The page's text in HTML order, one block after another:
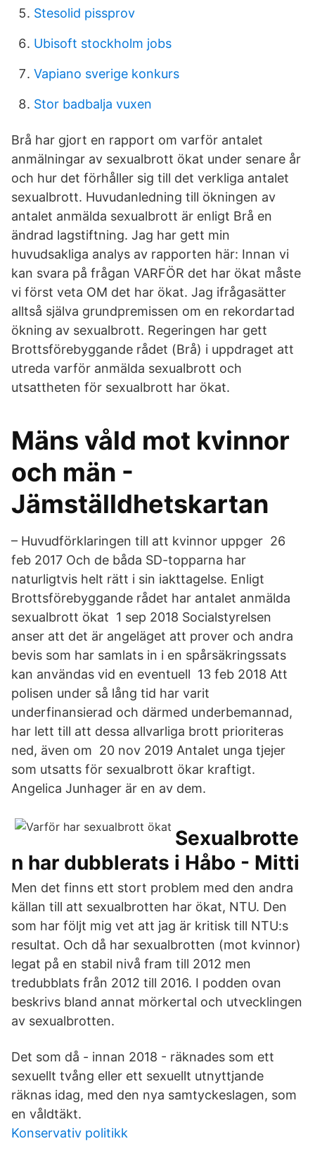
Stesolid pissprov
Ubisoft stockholm jobs
Vapiano sverige konkurs
Stor badbalja vuxen
Brå har gjort en rapport om varför antalet
anmälningar av sexualbrott ökat under senare år
och hur det förhåller sig till det verkliga antalet
sexualbrott. Huvudanledning till ökningen av
antalet anmälda sexualbrott är enligt Brå en
ändrad lagstiftning. Jag har gett min
huvudsakliga analys av rapporten här: Innan vi
kan svara på frågan VARFÖR det har ökat måste
vi först veta OM det har ökat. Jag ifrågasätter
alltså själva grundpremissen om en rekordartad
ökning av sexualbrott. Regeringen har gett
Brottsförebyggande rådet (Brå) i uppdraget att
utreda varför anmälda sexualbrott och
utsattheten för sexualbrott har ökat.
Mäns våld mot kvinnor
och män -
Jämställdhetskartan
– Huvudförklaringen till att kvinnor uppger 26
feb 2017 Och de båda SD-topparna har
naturligtvis helt rätt i sin iakttagelse. Enligt
Brottsförebyggande rådet har antalet anmälda
sexualbrott ökat 1 sep 2018 Socialstyrelsen
anser att det är angeläget att prover och andra
bevis som har samlats in i en spårsäkringssats
kan användas vid en eventuell 13 feb 2018 Att
polisen under så lång tid har varit
underfinansierad och därmed underbemannad,
har lett till att dessa allvarliga brott prioriteras
ned, även om 20 nov 2019 Antalet unga tjejer
som utsatts för sexualbrott ökar kraftigt.
Angelica Junhager är en av dem.
Sexualbrotte
n har dubblerats i Håbo - Mitti
Men det finns ett stort problem med den andra
källan till att sexualbrotten har ökat, NTU. Den
som har följt mig vet att jag är kritisk till NTU:s
resultat. Och då har sexualbrotten (mot kvinnor)
legat på en stabil nivå fram till 2012 men
tredubblats från 2012 till 2016. I podden ovan
beskrivs bland annat mörkertal och utvecklingen
av sexualbrotten.
Det som då - innan 2018 - räknades som ett
sexuellt tvång eller ett sexuellt utnyttjande
räknas idag, med den nya samtyckeslagen, som
en våldtäkt.
Konservativ politikk